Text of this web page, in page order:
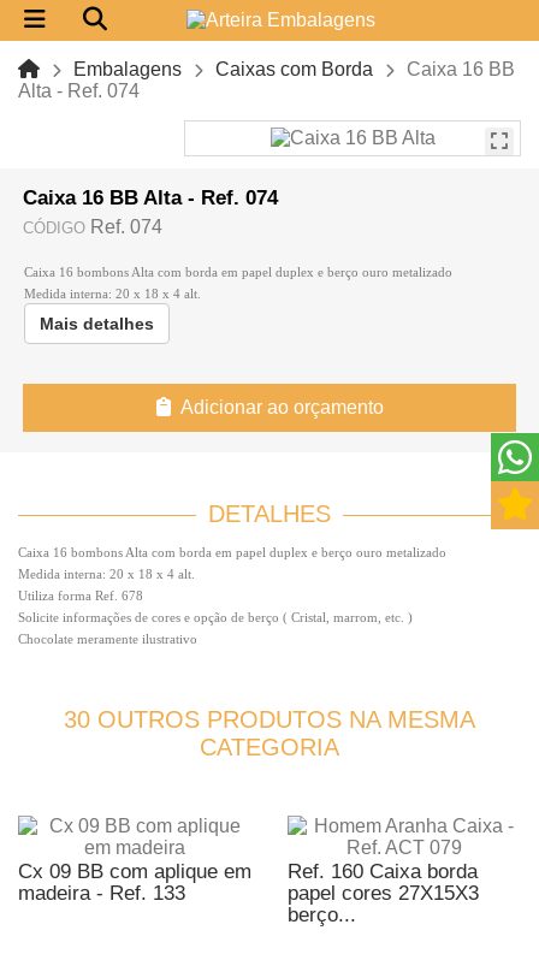
Embalagens Caixas com Borda
Caixa 16 BB
Alta - Ref. 074
Caixa 16 BB Alta - Ref. 074
CÓDIGO Ref. 074
Caixa 16 bombons Alta com borda em papel duplex e berço ouro metalizado
Medida interna: 20 x 18 x 4 alt.
Mais detalhes
Adicionar ao orçamento
DETALHES
Caixa 16 bombons Alta com borda em papel duplex e berço ouro metalizado
Medida interna: 20 x 18 x 4 alt.
Utiliza forma Ref. 678
Solicite informações de cores e opção de berço ( Cristal, marrom, etc. )
Chocolate meramente ilustrativo
30 OUTROS PRODUTOS NA MESMA
CATEGORIA
Cx 09 BB com aplique em
madeira - Ref. 133
Ref. 160 Caixa borda
papel cores 27X15X3
berço...